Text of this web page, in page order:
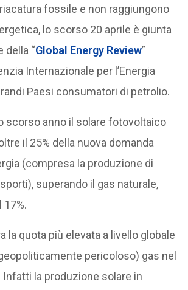
fossile e non raggiungono
lo scorso 20 aprile è giunta
della “Global Energy Review”
Internazionale per l’Energia
Paesi consumatori di petrolio.
scorso anno il solare fotovoltaico
il 25% della nuova domanda
(compresa la produzione di
superando il gas naturale,
la quota più elevata a livello globale
pericoloso) gas nel
la produzione solare in